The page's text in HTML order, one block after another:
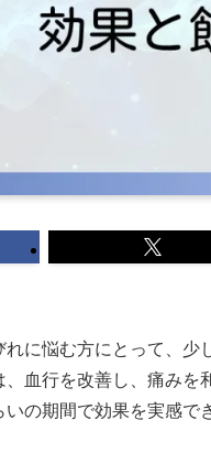
れに悩む方にとって、
、血行を改善し、痛み
いの期間で効果を実感